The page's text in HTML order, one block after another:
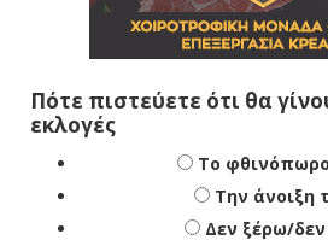
Πότε πιστεύετε ότι θα
εκλογές